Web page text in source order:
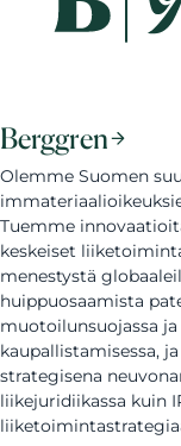
Berggren
Olemme Suomen
Tuemme
keskeiset
menestystä
huippuosaamista
muotoilunsuojassa
kaupallistamisessa,
strategisena
liikejuridiikassa kuin